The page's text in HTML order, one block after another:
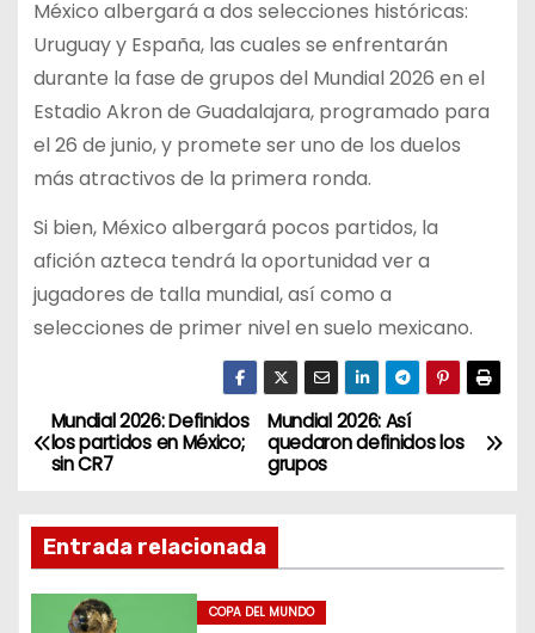
México albergará a dos selecciones históricas:
Uruguay y España, las cuales se enfrentarán
durante la fase de grupos del Mundial 2026 en el
Estadio Akron de Guadalajara, programado para
el 26 de junio, y promete ser uno de los duelos
más atractivos de la primera ronda.
Si bien, México albergará pocos partidos, la
afición azteca tendrá la oportunidad ver a
jugadores de talla mundial, así como a
selecciones de primer nivel en suelo mexicano.
N
a
v
e
Mundial 2026: Así
quedaron definidos los
grupos
Mundial 2026: Definidos
los partidos en México;
sin CR7
Entrada relacionada
COPA DEL MUNDO